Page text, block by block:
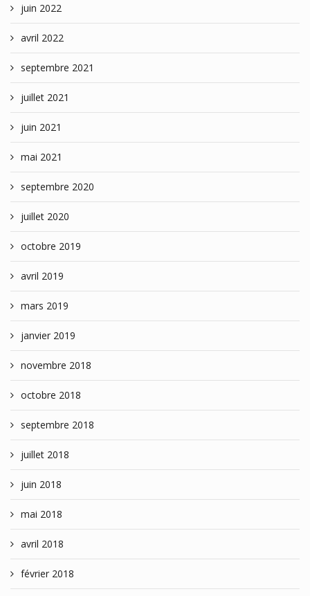
juin 2022
avril 2022
septembre 2021
juillet 2021
juin 2021
mai 2021
septembre 2020
juillet 2020
octobre 2019
avril 2019
mars 2019
janvier 2019
novembre 2018
octobre 2018
septembre 2018
juillet 2018
juin 2018
mai 2018
avril 2018
février 2018